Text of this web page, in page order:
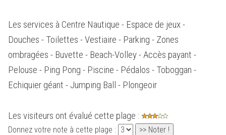
Les services à Centre Nautique - Espace de jeux -
Douches - Toilettes - Vestiaire - Parking - Zones
ombragées - Buvette - Beach-Volley - Accès payant -
Pelouse - Ping Pong - Piscine - Pédalos - Toboggan -
Echiquier géant - Jumping Ball - Plongeoir
Les visiteurs ont évalué cette plage :
Donnez votre note à cette plage :